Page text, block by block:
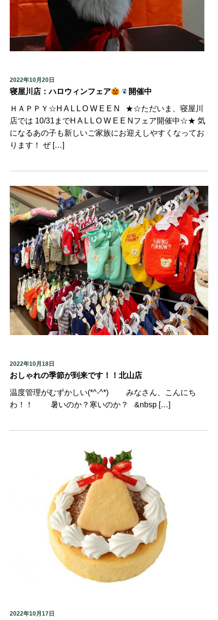
2022年10月20日
寝屋川店：ハロウィンフェア 開催中
ＨＡＰＰＹ☆H A L L O W E E N ★☆ただいま、寝屋川
店では 10/31までH A L L O W E E Nフェア開催中☆★ 気
になるあの子も新しいご家族にお迎えしやすくなってお
ります！ ぜ […]
2022年10月18日
おしゃれの季節が到来です！！北山店
温度管理がむずかしい(*^-^*) みなさん、こんにち
わ！！ 暑いのか？寒いのか？ &nbsp […]
2022年10月17日